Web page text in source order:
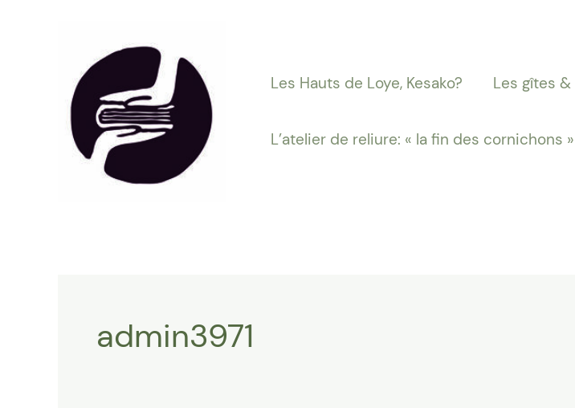
Les Hauts de Loye, Kesako? Les gîtes
L’atelier de reliure: « la fin des cornichons »
admin3971